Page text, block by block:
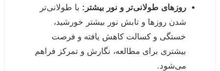
روزهای طولانی‌تر و نور بیشتر: با طولانی‌تر
شدن روزها و تابش نور بیشتر خورشید،
خستگی و کسالت کاهش یافته و فرصت
بیشتری برای مطالعه، نگارش و تمرکز فراهم
می‌شود.